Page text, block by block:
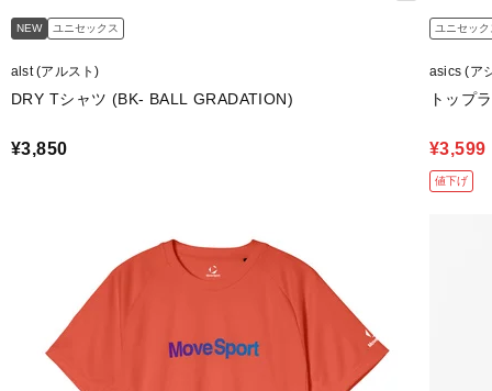
NEW ユニセックス
alst (アルスト)
DRY Tシャツ (BK- BALL GRADATION)
¥3,850
ユニセック
asics (ア
トップ
¥3,599
値下げ